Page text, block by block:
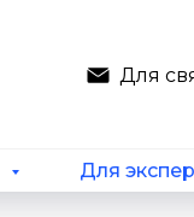
Для
Для